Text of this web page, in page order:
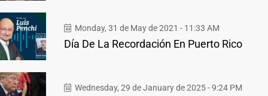
Monday, 31 de May de 2021 - 11:33 AM
Día De La Recordación En Puerto Rico
Wednesday, 29 de January de 2025 - 9:24 PM